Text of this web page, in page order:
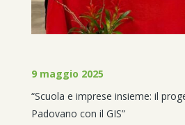
9 maggio 2025
“Scuola e imprese insieme: il
Padovano con il GIS”